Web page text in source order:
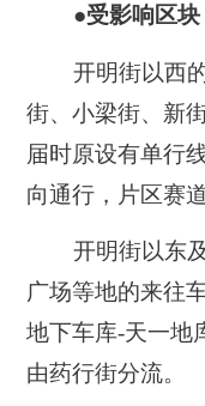
●受影响区块
开明街以西
街、小梁街、新
届时原设有单行
向通行，片区赛
开明街以东
广场等地的来往
地下车库-天一地
由药行街分流。